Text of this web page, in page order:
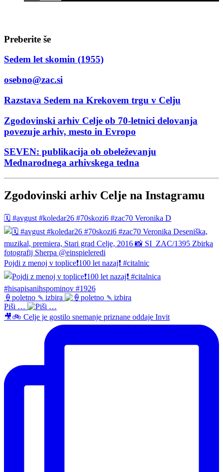
Preberite še
Sedem let skomin (1955)
osebno@zac.si
Razstava Sedem na Krekovem trgu v Celju
Zgodovinski arhiv Celje ob 70-letnici delovanja
povezuje arhiv, mesto in Evropo
SEVEN: publikacija ob obeleževanju
Mednarodnega arhivskega tedna
Zgodovinski arhiv Celje na Instagramu
🗓️ #avgust #koledar26 #70skozi6 #zac70 Veronika D
Pojdi z menoj v toplice❗️100 let nazaj❗️ #citalnic
🍦poletno 🍡izbira
Piši …
🎥🚲 Celje je gostilo snemanje priznane oddaje Invit